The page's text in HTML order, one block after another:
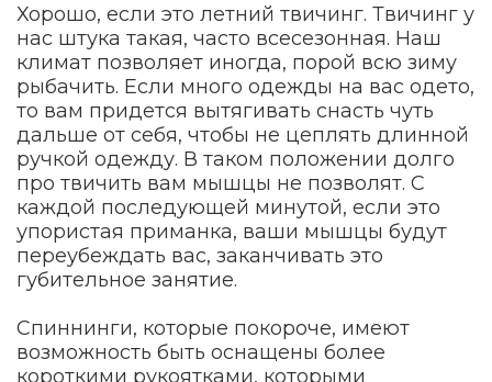
Хорошо, если это летний твичинг. Твичинг у
нас штука такая, часто всесезонная. Наш
климат позволяет иногда, порой всю зиму
рыбачить. Если много одежды на вас одето,
то вам придется вытягивать снасть чуть
дальше от себя, чтобы не цеплять длинной
ручкой одежду. В таком положении долго
про твичить вам мышцы не позволят. С
каждой последующей минутой, если это
упористая приманка, ваши мышцы будут
переубеждать вас, заканчивать это
губительное занятие.
Спиннинги, которые покороче, имеют
возможность быть оснащены более
короткими рукоятками, которыми